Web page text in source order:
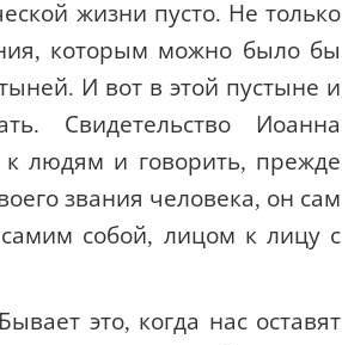
жизни пусто. Не только
которым можно было бы
И вот в этой пустыне и
Свидетельство Иоанна
к людям и говорить, прежде
звания человека, он сам
собой, лицом к лицу с
это, когда нас оставят